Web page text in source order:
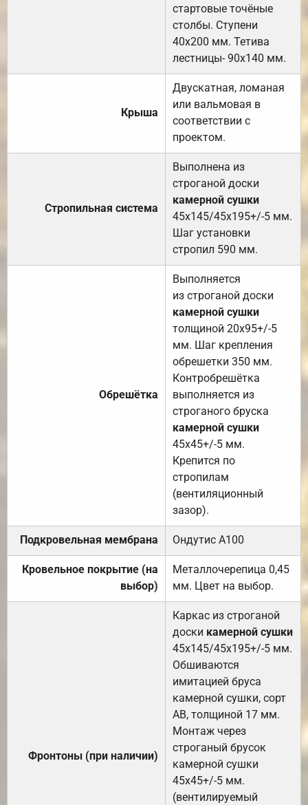
стартовые точёные
столбы. Ступени
40х200 мм. Тетива
лестницы- 90х140 мм.
Крыша
Двускатная, ломаная
или вальмовая в
соответствии с
проектом.
Стропильная система
Выполнена из
строганой доски
камерной сушки
45х145/45х195+/-5 мм.
Шаг установки
стропил 590 мм.
Обрешётка
Выполняется
из строганой доски
камерной сушки
толщиной 20х95+/-5
мм. Шаг крепления
обрешетки 350 мм.
Контробрешётка
выполняется из
строганого бруска
камерной сушки
45х45+/-5 мм.
Крепится по
стропилам
(вентиляционный
зазор).
Подкровельная мембрана Ондутис А100
Кровельное покрытие (на
выбор)
Металлочерепица 0,45
мм. Цвет на выбор.
Фронтоны (при наличии)
Каркас из строганой
доски камерной сушки
45х145/45х195+/-5 мм.
Обшиваются
имитацией бруса
камерной сушки, сорт
АВ, толщиной 17 мм.
Монтаж через
строганый брусок
камерной сушки
45х45+/-5 мм.
(вентилируемый